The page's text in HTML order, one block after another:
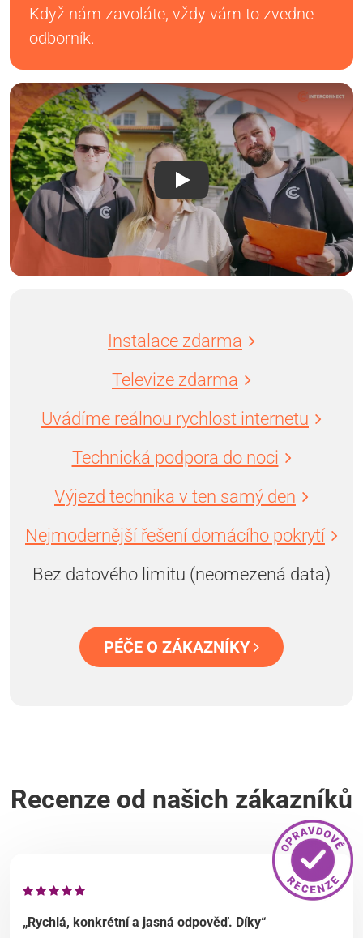
Když nám zavoláte, vždy vám to zvedne
odborník.
Instalace zdarma
Televize zdarma
Uvádíme reálnou rychlost internetu
Technická podpora do noci
Výjezd technika v ten samý den
Nejmodernější řešení domácího pokrytí
Bez datového limitu (neomezená data)
PÉČE O ZÁKAZNÍKY
Recenze od našich zákazníků
„Rychlá, konkrétní a jasná odpověď. Díky“